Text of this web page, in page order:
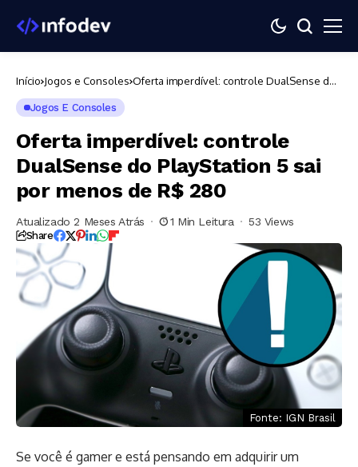
Início Jogos e Consoles Oferta imperdível: controle DualSense do
Jogos E Consoles
Oferta imperdível: controle
DualSense do PlayStation 5 sai
por menos de R$ 280
Atualizado 2 Meses Atrás 1 Min Leitura 53 Views
Share
Fonte: IGN Brasil
Se você é gamer e está pensando em adquirir um